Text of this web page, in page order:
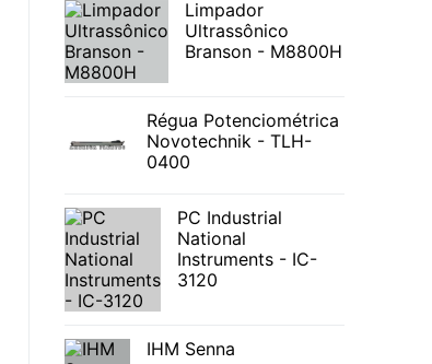
Limpador
Ultrassônico
Branson - M8800H
Régua Potenciométrica
Novotechnik - TLH-
0400
PC Industrial
National
Instruments - IC-
3120
IHM Senna